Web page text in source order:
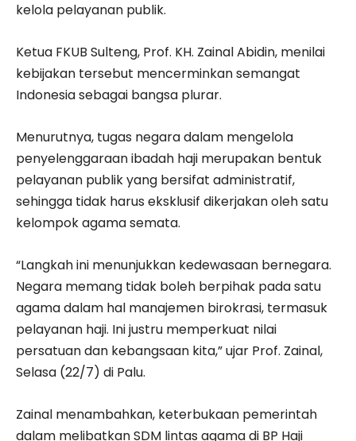
kelola pelayanan publik.
Ketua FKUB Sulteng, Prof. KH. Zainal Abidin, menilai
kebijakan tersebut mencerminkan semangat
Indonesia sebagai bangsa plurar.
Menurutnya, tugas negara dalam mengelola
penyelenggaraan ibadah haji merupakan bentuk
pelayanan publik yang bersifat administratif,
sehingga tidak harus eksklusif dikerjakan oleh satu
kelompok agama semata.
“Langkah ini menunjukkan kedewasaan bernegara.
Negara memang tidak boleh berpihak pada satu
agama dalam hal manajemen birokrasi, termasuk
pelayanan haji. Ini justru memperkuat nilai
persatuan dan kebangsaan kita,” ujar Prof. Zainal,
Selasa (22/7) di Palu.
Zainal menambahkan, keterbukaan pemerintah
dalam melibatkan SDM lintas agama di BP Haji